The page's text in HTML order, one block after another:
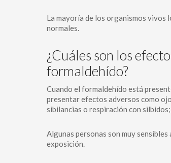
La mayoría de los organismos vivos
normales.
¿Cuáles son los
formaldehído?
Cuando el formaldehído está
presentar efectos adversos como
sibilancias o respiración con
Algunas personas son muy
exposición.